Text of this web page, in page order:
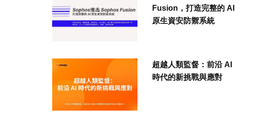
Fusion，打造完整的 AI
原生資安防禦系統
超越人類監督：前沿 AI
時代的新挑戰與應對